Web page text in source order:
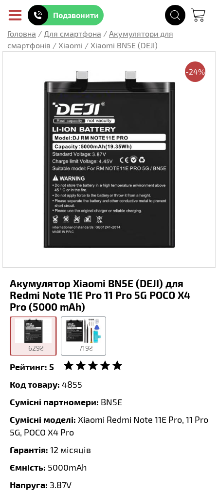
Подзвонити
Головна / Для смартфона / Акумулятори для
смартфонів / Xiaomi / Xiaomi BN5E (DEJI)
-24%
Акумулятор Xiaomi BN5E (DEJI) для
Redmi Note 11E Pro 11 Pro 5G POCO X4
Pro (5000 mAh)
629₴ 719₴
Рейтинг: 5
Код товару: 4855
Сумісні партномери: BN5E
Сумісні моделі: Xiaomi Redmi Note 11E Pro, 11 Pro
5G, POCO X4 Pro
Гарантія: 12 місяців
Ємність: 5000mAh
Напруга: 3.87V